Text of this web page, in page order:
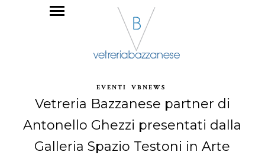
EVENTI VBNEWS
Vetreria Bazzanese partner di
Antonello Ghezzi presentati dalla
Galleria Spazio Testoni in Arte